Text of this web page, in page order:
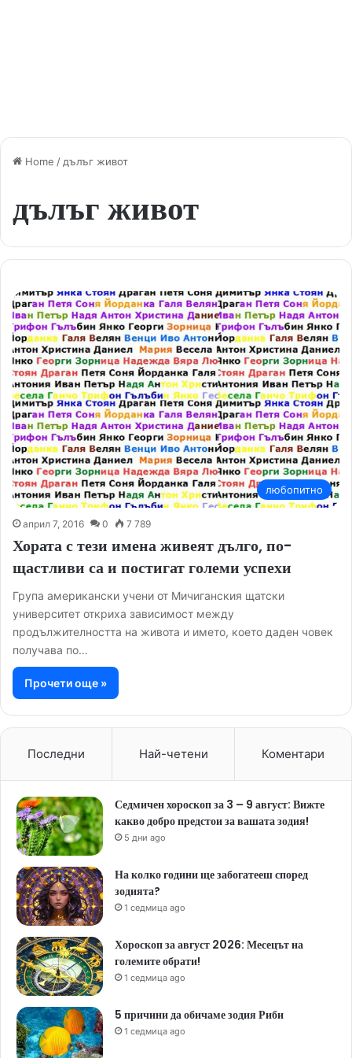
Home / дълъг живот
дълъг живот
любопитно
април 7, 2016 0 7 789
Хората с тези имена живеят дълго, по-
щастливи са и постигат големи успехи
Група американски учени от Мичиганския щатски
университет откриха зависимост между
продължителността на живота и името, което даден човек
получава по…
Прочети още »
Последни Най-четени Коментари
Седмичен хороскоп за 3 – 9 август: Вижте
какво добро предстои за вашата зодия!
5 дни ago
На колко години ще забогатееш според
зодията?
1 седмица ago
Хороскоп за август 2026: Месецът на
големите обрати!
1 седмица ago
5 причини да обичаме зодия Риби
1 седмица ago